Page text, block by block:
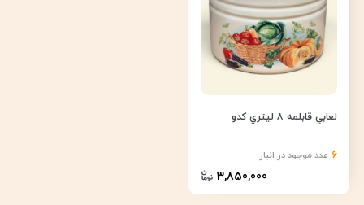
6 عدد موجود در انبار
لعابي قابلمه ٨ ليتري كدو
3,850,000